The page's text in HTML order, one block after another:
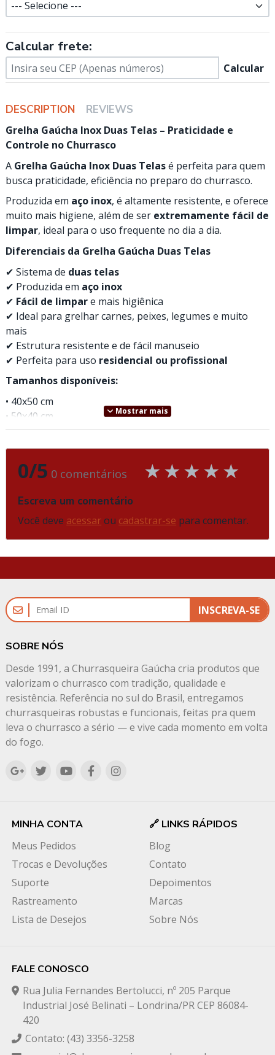
DESCRIPTION REVIEWS
Grelha Gaúcha Inox Duas Telas – Praticidade e
Controle no Churrasco
A Grelha Gaúcha Inox Duas Telasé perfeita para quem
busca praticidade, eficiência no preparo do churrasco.
Produzida em aço inox, é altamente resistente, e oferece
muito mais higiene, além de ser extremamente fácil de
limpar, ideal para o uso frequente no dia a dia.
Diferenciais da Grelha Gaúcha Duas Telas
✔ Sistema de duas telas
✔ Produzida em aço inox
✔ Fácil de limpare mais higiênica
✔ Ideal para grelhar carnes, peixes, legumes e muito
mais
✔ Estrutura resistente e de fácil manuseio
✔ Perfeita para uso residencial ou profissional
Tamanhos disponíveis:
• 40x50 cm
• 50x40 cm
• 50x50 cm
• 50x60 cm
Uma grelha versátil, prática e eficiente, feita para quem
quer mais
controle, agilidade e qualidade
Mostrar mais
Calcular frete:
Calcular
0/5 0 comentários
Escreva um comentário
Você deve acessarou cadastrar-se para comentar.
INSCREVA-SE
SOBRE NÓS
Desde 1991, a Churrasqueira Gaúcha cria produtos que
valorizam o churrasco com tradição, qualidade e
resistência. Referência no sul do Brasil, entregamos
churrasqueiras robustas e funcionais, feitas pra quem
leva o churrasco a sério — e vive cada momento em volta
do fogo.
MINHA CONTA
Meus Pedidos
Trocas e Devoluções
Suporte
Rastreamento
Lista de Desejos
🔗 LINKS RÁPIDOS
Blog
Contato
Depoimentos
Marcas
Sobre Nós
FALE CONOSCO
Rua Julia Fernandes Bertolucci, nº 205 Parque
Industrial José Belinati – Londrina/PR CEP 86084-
420
Contato: (43) 3356-3258